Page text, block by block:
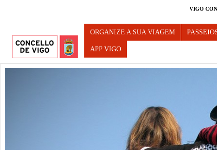
VIGO
Turismo de Vigo
ORGANIZE A SUA VIAGEM
APP VIGO